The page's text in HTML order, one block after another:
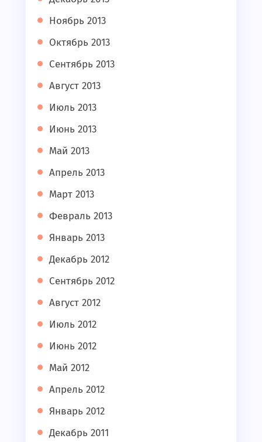
Ноябрь 2013
Октябрь 2013
Сентябрь 2013
Август 2013
Июль 2013
Июнь 2013
Май 2013
Апрель 2013
Март 2013
Февраль 2013
Январь 2013
Декабрь 2012
Сентябрь 2012
Август 2012
Июль 2012
Июнь 2012
Май 2012
Апрель 2012
Январь 2012
Декабрь 2011